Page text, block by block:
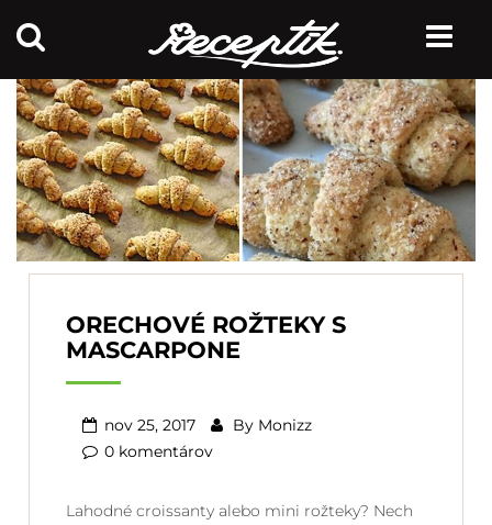
ORECHOVÉ ROŽTEKY S
MASCARPONE
nov 25, 2017 By Monizz
0 komentárov
Lahodné croissanty alebo mini rožteky? Nech